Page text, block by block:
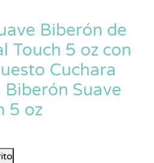
Biberón de
Touch 5 oz con
Cuchara
Suave
5 oz